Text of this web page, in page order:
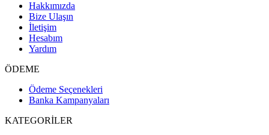
Hakkımızda
Bize Ulaşın
İletişim
Hesabım
Yardım
ÖDEME
Ödeme Seçenekleri
Banka Kampanyaları
KATEGORİLER